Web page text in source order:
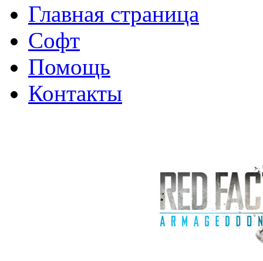
Главная страница
Софт
Помощь
Контакты